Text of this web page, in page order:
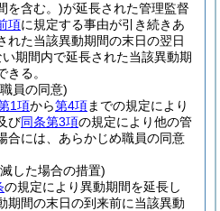
を含む。)が延長された管理監督
項に規定する事由が引き続きあ
れた当該異動期間の末日の翌日
期間内で延長された当該異動期
る。
員の同意)
1項から第4項までの規定により
び同条第3項の規定により他の管
合には、あらかじめ職員の同意
した場合の措置)
の規定により異動期間を延長し
期間の末日の到来前に当該異動